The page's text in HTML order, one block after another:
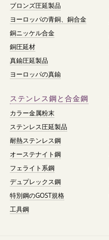
ブロンズ圧延製品
ヨーロッパの青銅、銅合金
銅ニッケル合金
銅圧延材
真鍮圧延製品
ヨーロッパの真鍮
ステンレス鋼と合金鋼
カラー金属粉末
ステンレス圧延製品
耐熱ステンレス鋼
オーステナイト鋼
フェライト系鋼
デュプレックス鋼
特別鋼のGOST規格
工具鋼